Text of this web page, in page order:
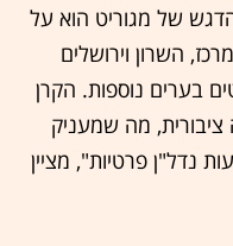
ש"ח. הדגש של מגוריט הוא על
השרון וירושלים
בערים נוספות. הקרן
מה שמעניק
נדל"ן פרטיות", מציין